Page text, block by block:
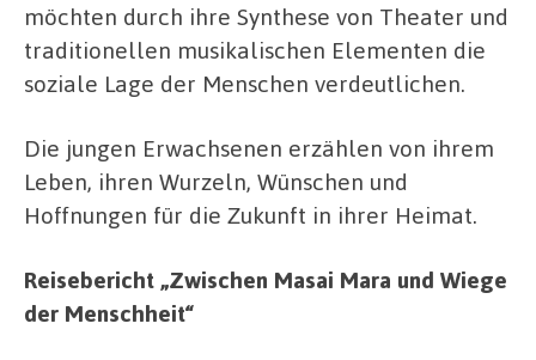
möchten durch ihre Synthese von Theater und
traditionellen musikalischen Elementen die
soziale Lage der Menschen verdeutlichen.
Die jungen Erwachsenen erzählen von ihrem
Leben, ihren Wurzeln, Wünschen und
Hoffnungen für die Zukunft in ihrer Heimat.
Reisebericht „Zwischen Masai Mara und Wiege
der Menschheit“